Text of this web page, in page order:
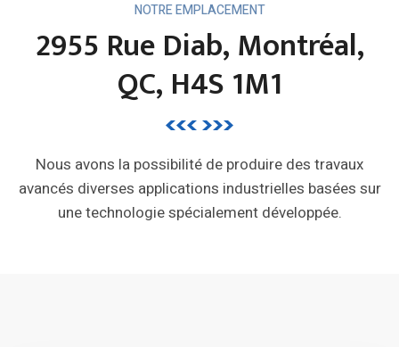
NOTRE EMPLACEMENT
2955 Rue Diab, Montréal,
QC, H4S 1M1
Nous avons la possibilité de produire des travaux
avancés diverses applications industrielles basées sur
une technologie spécialement développée.